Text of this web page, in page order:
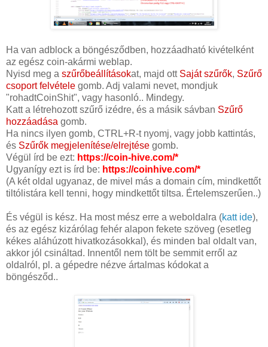
Ha van adblock a böngésződben, hozzáadható kivételként
az egész coin-akármi weblap.
Nyisd meg a szűrőbeállításokat, majd ott Saját szűrők, Szűrő
csoport felvétele gomb. Adj valami nevet, mondjuk
"rohadtCoinShit", vagy hasonló.. Mindegy.
Katt a létrehozott szűrő izédre, és a másik sávban Szűrő
hozzáadása gomb.
Ha nincs ilyen gomb, CTRL+R-t nyomj, vagy jobb kattintás,
és Szűrők megjelenítése/elrejtése gomb.
Végül írd be ezt: https://coin-hive.com/*
Ugyanígy ezt is írd be: https://coinhive.com/*
(A két oldal ugyanaz, de mivel más a domain cím, mindkettőt
tiltólistára kell tenni, hogy mindkettőt tiltsa. Értelemszerűen..)
És végül is kész. Ha most mész erre a weboldalra (katt ide),
és az egész kizárólag fehér alapon fekete szöveg (esetleg
kékes aláhúzott hivatkozásokkal), és minden bal oldalt van,
akkor jól csináltad. Innentől nem tölt be semmit erről az
oldalról, pl. a gépedre nézve ártalmas kódokat a
böngésződ..